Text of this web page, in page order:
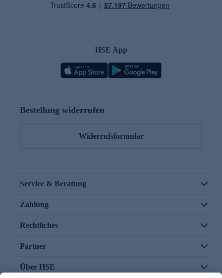
HSE App
Bestellung widerrufen
Widerrufsformular
Service & Beratung
Zahlung
Rechtliches
Partner
Über HSE